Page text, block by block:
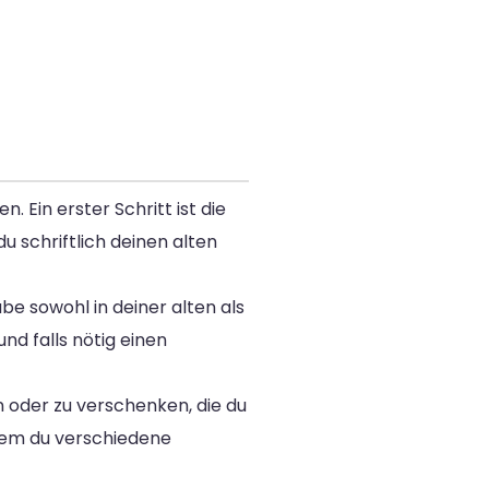
Ein erster Schritt ist die
schriftlich deinen alten
sowohl in deiner alten als
falls nötig einen
zu verschenken, die du
du verschiedene